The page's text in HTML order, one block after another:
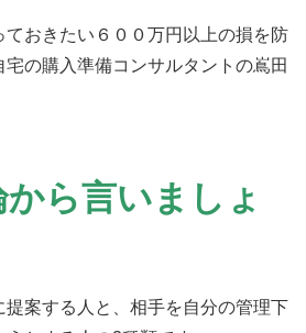
ておきたい６００万円以上の損を防
の購入準備コンサルタントの嶌田
ら言いましょ
提案する人と、相手を自分の管理下